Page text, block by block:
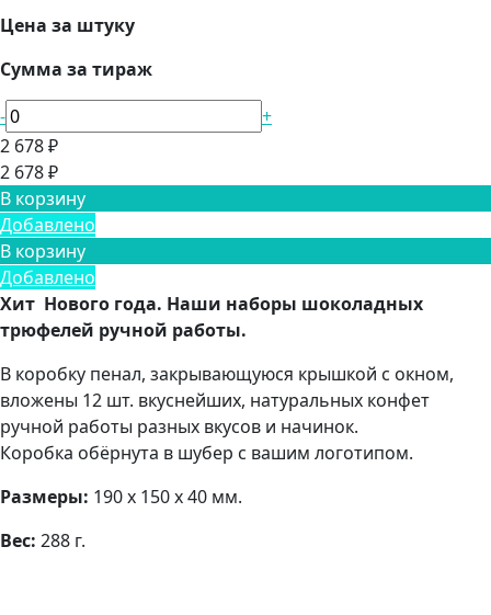
Цена за штуку
Сумма за тираж
-
+
2 678 ₽
2 678 ₽
В корзину
Добавлено
В корзину
Добавлено
Хит Нового года. Наши наборы шоколадных
трюфелей ручной работы.
В коробку пенал, закрывающуюся крышкой с окном,
вложены 12 шт. вкуснейших, натуральных конфет
ручной работы разных вкусов и начинок.
Коробка обёрнута в шубер с вашим логотипом.
Размеры: 190 х 150 х 40 мм.
Вес: 288 г.